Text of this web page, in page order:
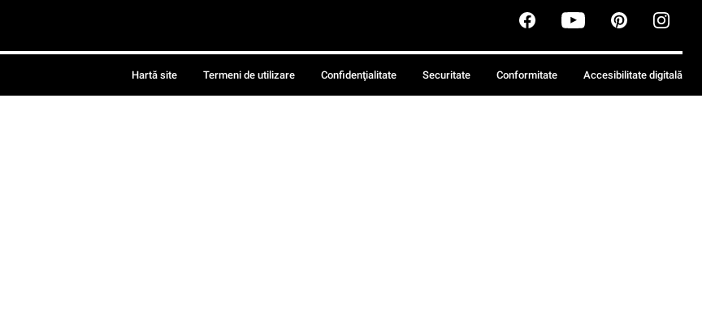
Hartă site Termeni de utilizare Confidenţialitate Securitate Conformitate Accesibilitate digitală